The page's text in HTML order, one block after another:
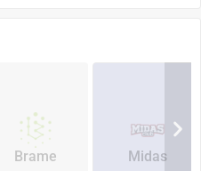
Brame Midas